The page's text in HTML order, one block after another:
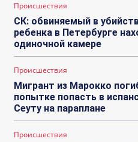
Происшествия
СК: обвиняемый в
ребенка в Петербурге
одиночной камере
Происшествия
Мигрант из Марокко
попытке попасть в
Сеуту на параплане
Происшествия